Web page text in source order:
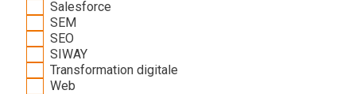
Salesforce
SEM
SEO
SIWAY
Transformation digitale
Web